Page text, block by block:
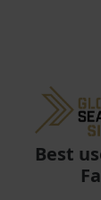
Best